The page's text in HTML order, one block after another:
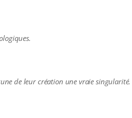
de leur création une vraie singularité.